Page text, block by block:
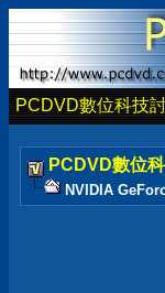
PCDVD數位科技
PCDVD數位
NVIDIA